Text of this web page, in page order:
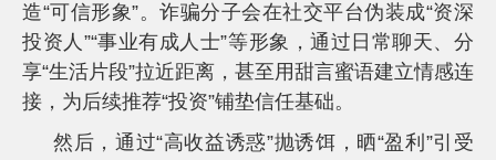
造“可信形象”。诈骗分子会在社交平台伪装成“资深
投资人”“事业有成人士”等形象，通过日常聊天、分
享“生活片段”拉近距离，甚至用甜言蜜语建立情感连
接，为后续推荐“投资”铺垫信任基础。
然后，通过“高收益诱惑”抛诱饵，晒“盈利”引受